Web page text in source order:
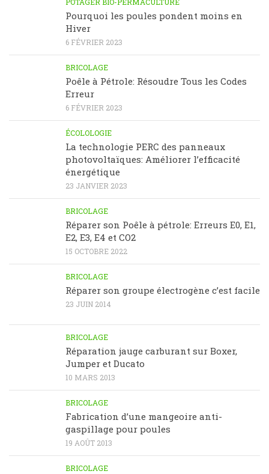
Pourquoi les poules pondent moins en
Hiver
6 FÉVRIER 2023
BRICOLAGE
Poêle à Pétrole: Résoudre Tous les Codes
Erreur
6 FÉVRIER 2023
ÉCOLOLOGIE
La technologie PERC des panneaux
photovoltaïques: Améliorer l’efficacité
énergétique
23 JANVIER 2023
BRICOLAGE
Réparer son Poêle à pétrole: Erreurs E0, E1,
E2, E3, E4 et CO2
15 OCTOBRE 2022
BRICOLAGE
Réparer son groupe électrogène c’est facile
23 JUIN 2014
BRICOLAGE
Réparation jauge carburant sur Boxer,
Jumper et Ducato
10 MARS 2013
BRICOLAGE
Fabrication d’une mangeoire anti-
gaspillage pour poules
19 AOÛT 2013
BRICOLAGE